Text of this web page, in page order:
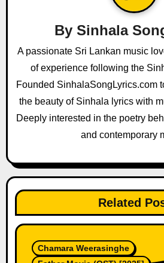
a
i
o
By Sinhala
A passionate Sri Lankan music
of experience following the
Founded SinhalaSongLyrics.com
the beauty of Sinhala lyrics with
Deeply interested in the poetry
and contemporary
Related
Chamara Weerasinghe